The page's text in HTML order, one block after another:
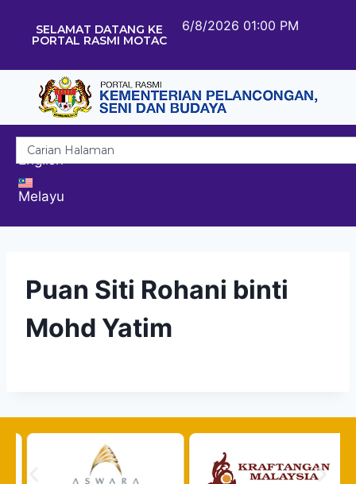
SELAMAT DATANG KE
PORTAL RASMI MOTAC
6/8/2026 01:00 PM
English
Melayu
Puan Siti Rohani binti
Mohd Yatim